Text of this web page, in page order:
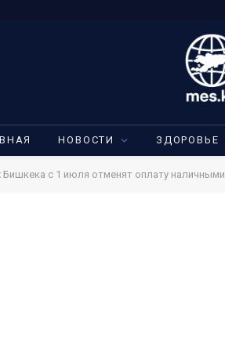
НОВОСТИ ЗДОРОВЬЕ
Бишкека с 1 июля отменят оплату наличными